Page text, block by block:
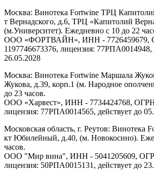
Москва: Винотека Fortwine ТРЦ
т Вернадского, д.6, ТРЦ «Капитолий
(м.Университет). Ежедневно с 10 до 22
ООО «ФОРТВАЙН», ИНН - 7726459679,
1197746673376, лицензия: 77РПА0014948,
26.05.2028
Москва: Винотека Fortwine Маршала
Жукова, д.39, корп.1 (м. Народное
до 23 часов.
ООО «Харвест», ИНН - 7734424768, ОГРН
лицензия: 77РПА0014565, действует до
Московская область, г. Реутов: Винотека
кт Юбилейный, д.40, (м. Новокосино).
часов.
ООО "Мир вина", ИНН - 5041205609,
лицензия: 50РПА0015131, действует до